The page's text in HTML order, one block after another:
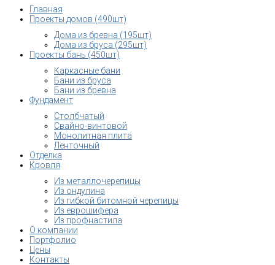
Главная
Проекты домов (490шт)
Дома из бревна (195шт)
Дома из бруса (295шт)
Проекты бань (450шт)
Каркасные бани
Бани из бруса
Бани из бревна
Фундамент
Столбчатый
Свайно-винтовой
Монолитная плита
Ленточный
Отделка
Кровля
Из металлочерепицы
Из ондулина
Из гибкой битомной черепицы
Из еврошифера
Из профнастила
О компании
Портфолио
Цены
Контакты